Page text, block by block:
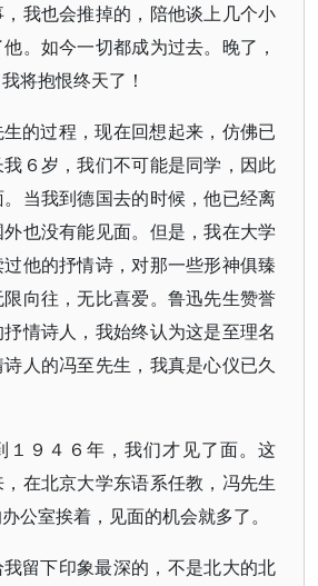
我也会推掉的，陪他谈上几个小
。如今一切都成为过去。晚了，
将抱恨终天了！
的过程，现在回想起来，仿佛已
６岁，我们不可能是同学，因此
当我到德国去的时候，他已经离
也没有能见面。但是，我在大学
他的抒情诗，对那一些形神俱臻
向往，无比喜爱。鲁迅先生赞誉
情诗人，我始终认为这是至理名
人的冯至先生，我真是心仪已久
１９４６年，我们才见了面。这
在北京大学东语系任教，冯先生
公室挨着，见面的机会就多了。
留下印象最深的，不是北大的北